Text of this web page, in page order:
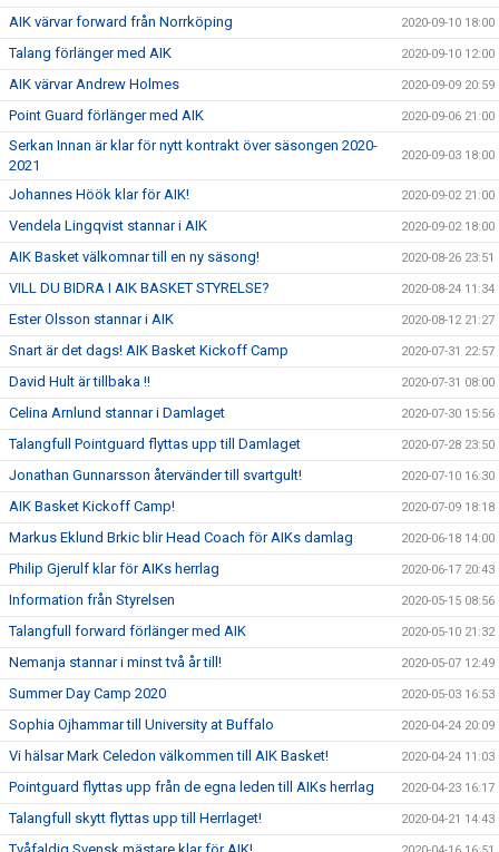
AIK värvar forward från Norrköping 2020-09-10 18:00
Talang förlänger med AIK 2020-09-10 12:00
AIK värvar Andrew Holmes 2020-09-09 20:59
Point Guard förlänger med AIK 2020-09-06 21:00
Serkan Innan är klar för nytt kontrakt över säsongen 2020-
2021
2020-09-03 18:00
Johannes Höök klar för AIK! 2020-09-02 21:00
Vendela Lingqvist stannar i AIK 2020-09-02 18:00
AIK Basket välkomnar till en ny säsong! 2020-08-26 23:51
VILL DU BIDRA I AIK BASKET STYRELSE? 2020-08-24 11:34
Ester Olsson stannar i AIK 2020-08-12 21:27
Snart är det dags! AIK Basket Kickoff Camp 2020-07-31 22:57
David Hult är tillbaka !! 2020-07-31 08:00
Celina Arnlund stannar i Damlaget 2020-07-30 15:56
Talangfull Pointguard flyttas upp till Damlaget 2020-07-28 23:50
Jonathan Gunnarsson återvänder till svartgult! 2020-07-10 16:30
AIK Basket Kickoff Camp! 2020-07-09 18:18
Markus Eklund Brkic blir Head Coach för AIKs damlag 2020-06-18 14:00
Philip Gjerulf klar för AIKs herrlag 2020-06-17 20:43
Information från Styrelsen 2020-05-15 08:56
Talangfull forward förlänger med AIK 2020-05-10 21:32
Nemanja stannar i minst två år till! 2020-05-07 12:49
Summer Day Camp 2020 2020-05-03 16:53
Sophia Ojhammar till University at Buffalo 2020-04-24 20:09
Vi hälsar Mark Celedon välkommen till AIK Basket! 2020-04-24 11:03
Pointguard flyttas upp från de egna leden till AIKs herrlag 2020-04-23 16:17
Talangfull skytt flyttas upp till Herrlaget! 2020-04-21 14:43